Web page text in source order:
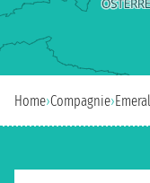
Home›Compagnie›